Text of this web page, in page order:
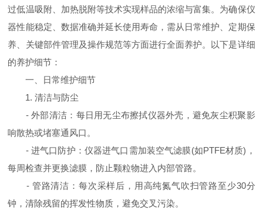
过低温吸附、加热脱附等技术实现样品的浓缩与富集。为确保仪
器性能稳定、数据准确并延长使用寿命，需从日常维护、定期保
养、关键部件管理及操作规范等方面进行全面养护。以下是详细
的养护细节：
一、日常维护细节
1. 清洁与防尘
- 外部清洁：每日用无尘布擦拭仪器外壳，避免灰尘积聚影
响散热或堵塞通风口。
- 进气口防护：仪器进气口需加装空气滤膜(如PTFE材质)，
每周检查并更换滤膜，防止颗粒物进入内部管路。
- 管路清洁：每次采样后，用高纯氮气吹扫管路至少30分
钟，清除残留的挥发性物质，避免交叉污染。